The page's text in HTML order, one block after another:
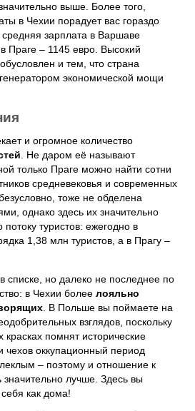
выше. Более того,
в Чехии порадует вас гораздо
зарплата в Варшаве
Праге – 1145 евро. Высокий
и тем, что страна
экономической мощи
и огромное количество
. Не даром её называют
только Праге можно найти сотни
средневековья и современных
тоже не обделена
однако здесь их значительно
туристов: ежегодно в
1,38 млн туристов, а в Прагу –
списке, но далеко не последнее по
в Чехии более лояльно
. В Польше вы поймаете на
взглядов, поскольку
помнят исторические
чехов оккупационный период
– поэтому и отношение к
значительно лучше. Здесь вы
как дома!